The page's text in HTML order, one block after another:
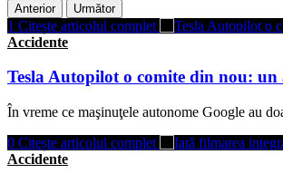
Anterior Următor
1 Citește articolul complet
Accidente
Tesla Autopilot o comite din nou:
În vreme ce maşinuţele autonome Google au
0 Citește articolul complet
Accidente